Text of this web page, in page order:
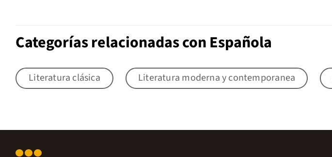
Categorías relacionadas con Española
Literatura clásica Literatura moderna y contemporanea